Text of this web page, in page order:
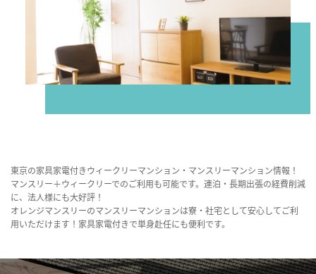
東京の家具家電付きウィークリーマンション・マンスリーマンション情報！
マンスリー＋ウィークリーでのご利用も可能です。連泊・長期出張の経費削減
に、法人様にも大好評！
オレンジマンスリーのマンスリーマンションは寮・社宅として安心してご利
用いただけます！家具家電付きで単身赴任にも便利です。